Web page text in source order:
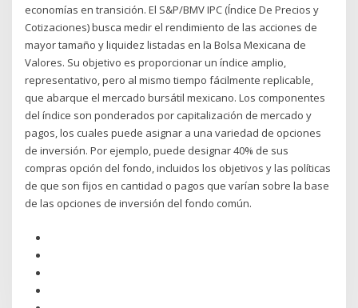
economías en transición. El S&P/BMV IPC (Índice De Precios y
Cotizaciones) busca medir el rendimiento de las acciones de
mayor tamaño y liquidez listadas en la Bolsa Mexicana de
Valores. Su objetivo es proporcionar un índice amplio,
representativo, pero al mismo tiempo fácilmente replicable,
que abarque el mercado bursátil mexicano. Los componentes
del índice son ponderados por capitalización de mercado y
pagos, los cuales puede asignar a una variedad de opciones
de inversión. Por ejemplo, puede designar 40% de sus
compras opción del fondo, incluidos los objetivos y las políticas
de que son fijos en cantidad o pagos que varían sobre la base
de las opciones de inversión del fondo común.